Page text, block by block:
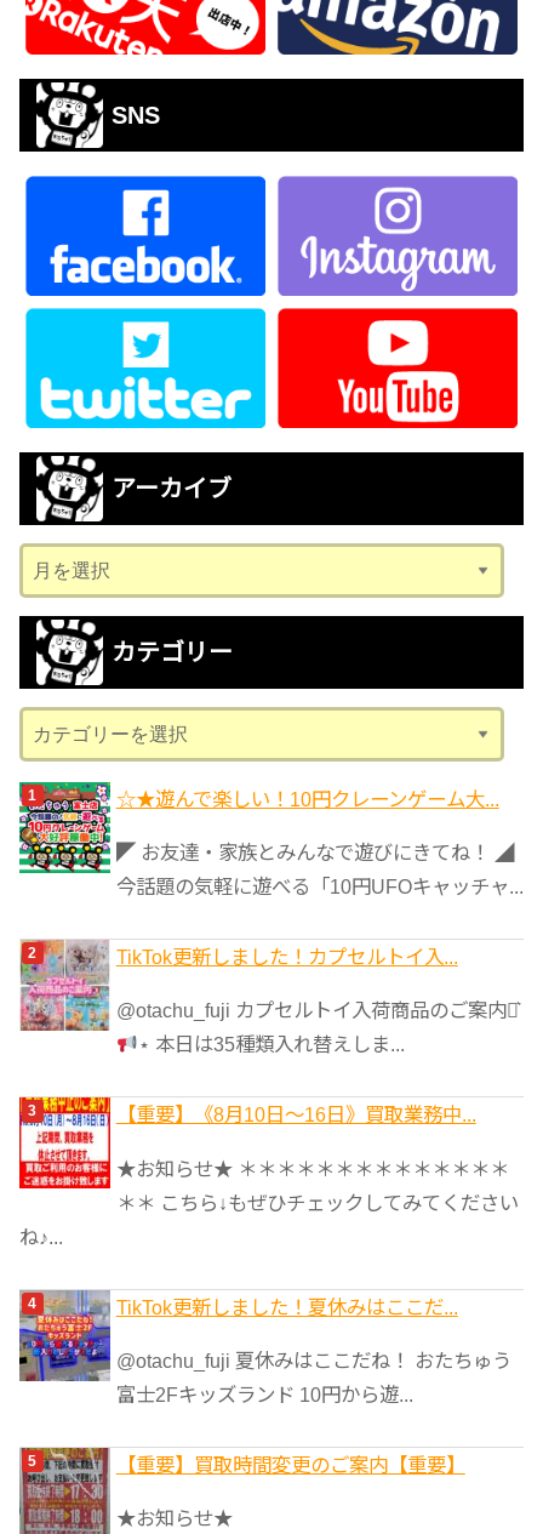
SNS
アーカイブ
ー
カ
ブ
カテゴリー
テ
ゴ
リ
ー
☆★遊んで楽しい！10円クレーンゲーム大...
◤ お友達・家族とみんなで遊びにきてね！ ◢
今話題の気軽に遊べる「10円UFOキャッチャ...
TikTok更新しました！カプセルトイ入...
@otachu_fuji カプセルトイ入荷商品のご案内⋆͛
⋆ 本日は35種類入れ替えしま...
【重要】《8月10日～16日》買取業務中...
★お知らせ★ ＊＊＊＊＊＊＊＊＊＊＊＊＊＊
＊＊ こちら↓もぜひチェックしてみてください
ね♪...
TikTok更新しました！夏休みはここだ...
@otachu_fuji 夏休みはここだね！ おたちゅう
富士2Fキッズランド 10円から遊...
【重要】買取時間変更のご案内【重要】
★お知らせ★